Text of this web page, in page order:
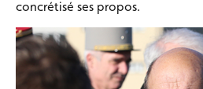
concrétisé ses propos.